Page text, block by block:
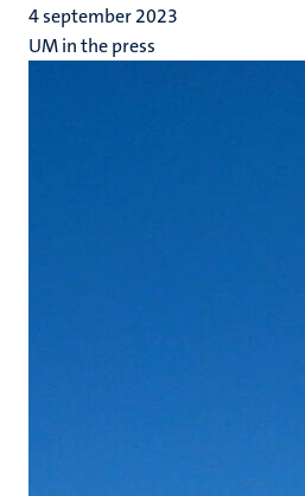
4 september 2023
UM in the press